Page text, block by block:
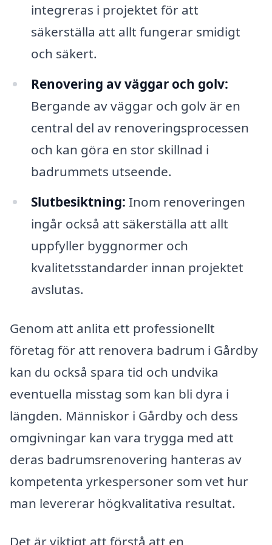
integreras i projektet för att
säkerställa att allt fungerar smidigt
och säkert.
Renovering av väggar och golv:
Bergande av väggar och golv är en
central del av renoveringsprocessen
och kan göra en stor skillnad i
badrummets utseende.
Slutbesiktning: Inom renoveringen
ingår också att säkerställa att allt
uppfyller byggnormer och
kvalitetsstandarder innan projektet
avslutas.
Genom att anlita ett professionellt
företag för att renovera badrum i Gårdby
kan du också spara tid och undvika
eventuella misstag som kan bli dyra i
längden. Människor i Gårdby och dess
omgivningar kan vara trygga med att
deras badrumsrenovering hanteras av
kompetenta yrkespersoner som vet hur
man levererar högkvalitativa resultat.